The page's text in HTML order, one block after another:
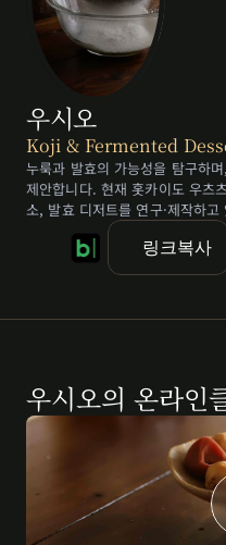
우시오
Koji & Fermented
누룩과 발효의 가능성을 탐구하
제안합니다. 현재 홋카이도 우
소, 발효 디저트를 연구·제작하고
링크복사
우시오의 온라인